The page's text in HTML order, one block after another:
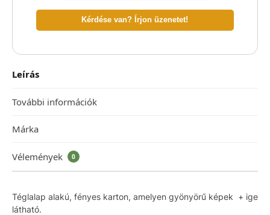
Kérdése van? Írjon üzenetet!
Leírás
További információk
Márka
Vélemények 0
Téglalap alakú, fényes karton, amelyen gyönyörű képek + ige
látható.